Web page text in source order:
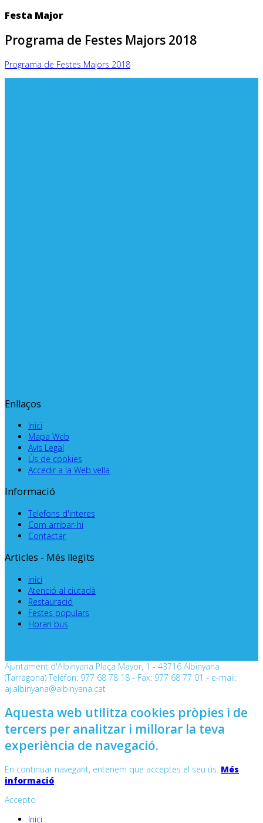
Festa Major
Programa de Festes Majors 2018
Programa de Festes Majors 2018
Enllaços
Inici
Mapa Web
Avís Legal
Ús de cookies
Accedir a la Web vella
Informació
Telefons d'interes
Com arribar-hi
Contactar
Articles - Més llegits
inici
Atenció al ciutadà
Restauració
Festes populars
Horari bus
Ajuntament d'Albinyana Plaça Mayor, 1 - 43716 Albinyana
(Tarragona) Telèfon: 977 68 78 18 - Fax: 977 68 77 01 - e-mail:
aj.albinyana@albinyana.cat
Aquesta web utilitza cookies pròpies i de
tercers per analitzar i millorar la teva
experiència de navegació.
En continuar navegant, entenem que acceptes el seu ús. Més
informació
Accepto
Inici